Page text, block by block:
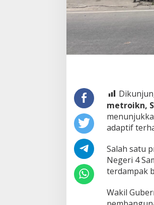
metroikn,
adaptif
Salah satu
Negeri 4
terdampak
Wakil